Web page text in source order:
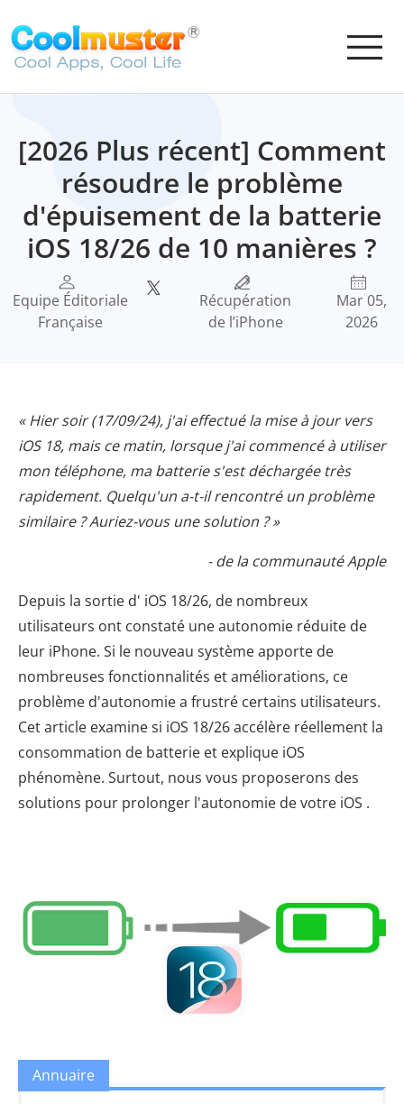
[2026 Plus récent] Comment
résoudre le problème
d'épuisement de la batterie
iOS 18/26 de 10 manières ?
Equipe Éditoriale
Française
Récupération
de l’iPhone
Mar 05,
2026
« Hier soir (17/09/24), j'ai effectué la mise à jour vers
iOS 18, mais ce matin, lorsque j'ai commencé à utiliser
mon téléphone, ma batterie s'est déchargée très
rapidement. Quelqu'un a-t-il rencontré un problème
similaire ? Auriez-vous une solution ? »
- de la communauté Apple
Depuis la sortie d' iOS 18/26, de nombreux
utilisateurs ont constaté une autonomie réduite de
leur iPhone. Si le nouveau système apporte de
nombreuses fonctionnalités et améliorations, ce
problème d'autonomie a frustré certains utilisateurs.
Cet article examine si iOS 18/26 accélère réellement la
consommation de batterie et explique iOS
phénomène. Surtout, nous vous proposerons des
solutions pour prolonger l'autonomie de votre iOS .
Annuaire